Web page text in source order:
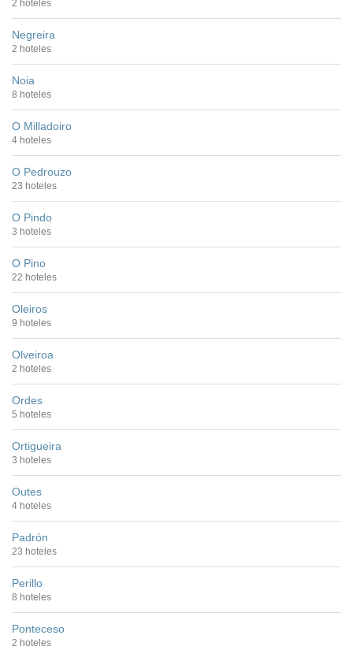
2 hoteles
Negreira
2 hoteles
Noia
8 hoteles
O Milladoiro
4 hoteles
O Pedrouzo
23 hoteles
O Pindo
3 hoteles
O Pino
22 hoteles
Oleiros
9 hoteles
Olveiroa
2 hoteles
Ordes
5 hoteles
Ortigueira
3 hoteles
Outes
4 hoteles
Padrón
23 hoteles
Perillo
8 hoteles
Ponteceso
2 hoteles